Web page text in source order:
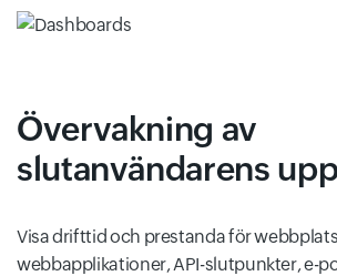
Övervakning av
slutanvändarens
Visa drifttid och prestanda för
webbapplikationer, API-slutpunkter, e-